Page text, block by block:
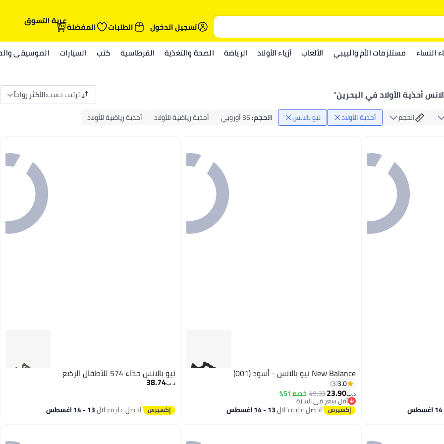
تسجيل الدخول
الطلبات المفضلةعربة التسوق
النساء مستلزمات الأم والبيبي الألعاب أزياء الأولاد الرياضة الصحة والتغذية القرطاسية كتب السيارات الموسيقى
أحذية الأولاد في البحرين" ترتيب حسب:الأكثر رواجاً
الحجم أحذية الأولاد نيو بالانس الحجم:36 أوروبي أحذية رياضية للأولاد أحذية رياضية للأولاد
New Balance نيو بالانس - أسود (001)
3.0
3
د.ب‏23.90
49.33خصم 51%
أقل سعر في السنة
أقل سعر في السنة
احصل عليه خلال13 - 14 اغسطس
نيو بالانس حذاء 574 للأطفال الرضع
د.ب‏38.74
احصل عليه خلال13 - 14 اغسطس